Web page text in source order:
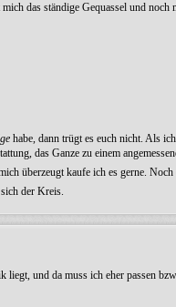
das ständige Gequassel und
habe, dann trügt es euch nicht. Als
das Ganze zu einem
überzeugt kaufe ich es gerne.
der Kreis.
und da muss ich eher passen